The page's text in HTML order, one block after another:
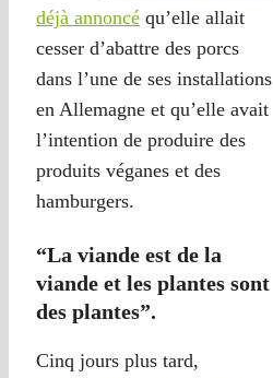
déjà annoncé qu’elle allait
cesser d’abattre des porcs
dans l’une de ses installations
en Allemagne et qu’elle avait
l’intention de produire des
produits véganes et des
hamburgers.
“La viande est de la
viande et les plantes sont
des plantes”.
Cinq jours plus tard,